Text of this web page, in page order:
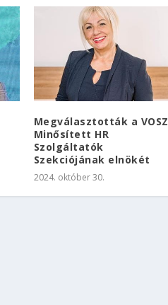
Megválasztották a VOSZ
Minősített HR
Szolgáltatók
Szekciójának elnökét
2024. október 30.